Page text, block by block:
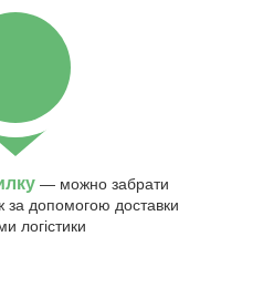
— можно забрати
за допомогою доставки
логістики